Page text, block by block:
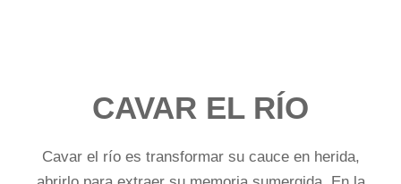
CAVAR EL RÍO
Cavar el río es transformar su cauce en herida,